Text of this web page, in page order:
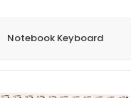
Notebook Keyboard